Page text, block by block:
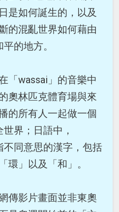
是如何誕生的，以及
的混亂世界如何藉由
的地方。
「wassai」的音樂中
奧林匹克體育場與來
的所有人一起做一個
界；日語中，
不同意思的漢字，包括
環」以及「和」。
傳影片畫面並非東奧